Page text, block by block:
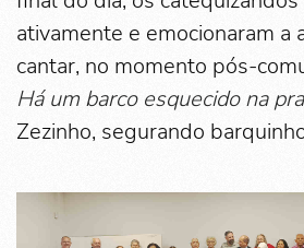
ativamente e emocionaram a
cantar, no momento pós-
Há um barco esquecido na
Zezinho, segurando